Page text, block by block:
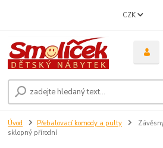
CZK
Úvod Přebalovací komody a pulty
sklopný přírodní